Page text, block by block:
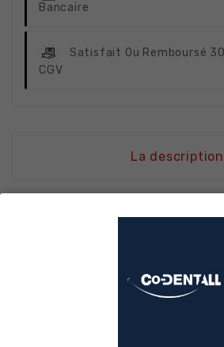
Bancaire
Satisfait Ou Remboursé
CGV
La description